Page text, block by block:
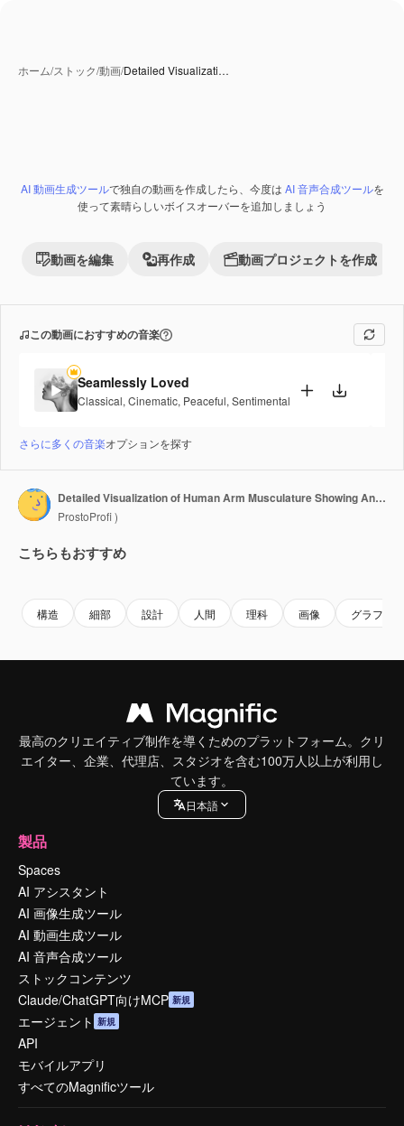
ホーム/ストック/動画/Detailed Visualizati…
PremiumAI 生成コンテンツ
AI 動画生成ツールで独自の動画を作成したら、今度は AI 音声合成ツールを
使って素晴らしいボイスオーバーを追加しましょう
動画を編集 再作成 動画プロジェクトを作成
この動画におすすめの音楽
Seamlessly Loved
Classical, Cinematic, Peaceful, Sentimental
さらに多くの音楽オプションを探す
Detailed Visualization of Human Arm Musculature Showing Anatomical Structure, Muscle Fiber Arrangement, and Artistic Representation of Upper Limb Anatomy
ProstoProfi )
こちらもおすすめ
構造 細部 設計 人間 理科 画像 グラフィ
最高のクリエイティブ制作を導くためのプラットフォーム。クリ
エイター、企業、代理店、スタジオを含む100万人以上が利用し
ています。
日本語
製品
Spaces
AI アシスタント
AI 画像生成ツール
AI 動画生成ツール
AI 音声合成ツール
ストックコンテンツ
Claude/ChatGPT向けMCP 新規
エージェント 新規
API
モバイルアプリ
すべてのMagnificツール